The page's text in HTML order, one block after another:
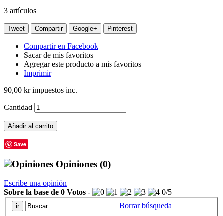
3 artículos
Tweet Compartir Google+ Pinterest
Compartir en Facebook
Sacar de mis favoritos
Agregar este producto a mis favoritos
Imprimir
90,00 krimpuestos inc.
Cantidad
Añadir al carrito
Save
Opiniones (0)
Escribe una opinión
Sobre la base de 0 Votos - 0/5
Borrar búsqueda